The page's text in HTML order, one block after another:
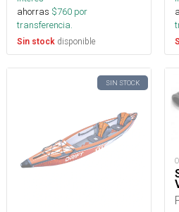
ahorras $760 por
transferencia.
Sin stock disponible
SIN STOCK